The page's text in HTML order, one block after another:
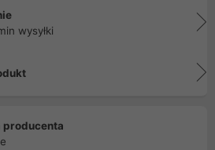
wysyłki
producenta